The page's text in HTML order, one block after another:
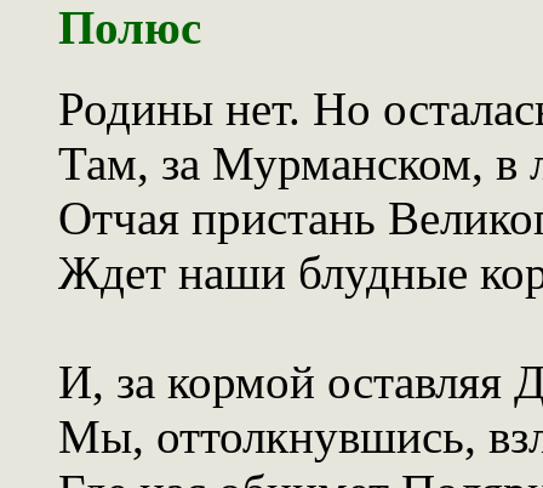
Полюс
Родины нет. Но
Там, за Мурманском, в
Отчая пристань
Ждет наши блудные
И, за кормой оставляя
Мы, оттолкнувшись,